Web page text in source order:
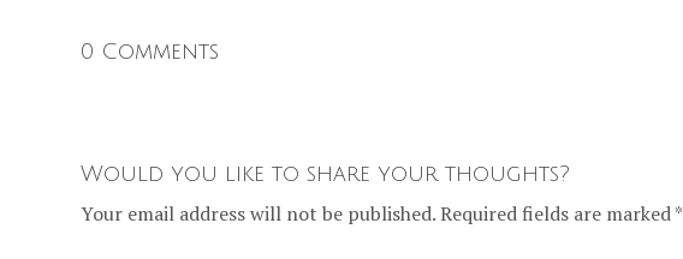
0 Comments
Would you like to share your thoughts?
Your email address will not be published. Required fields are marked *